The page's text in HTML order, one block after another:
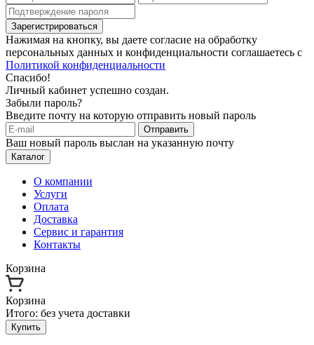
Зарегистрироваться
Нажимая на кнопку, вы даете согласие на обработку
персональных данных и конфиденциальности соглашаетесь с
Политикой конфиденциальности
Спасибо!
Личный кабинет успешно создан.
Забыли пароль?
Введите почту на которую отправить новый пароль
Отправить
Ваш новый пароль выслан на указанную почту
Каталог
О компании
Услуги
Оплата
Доставка
Сервис и гарантия
Контакты
Корзина
Корзина
Итого: без учета доставки
Купить